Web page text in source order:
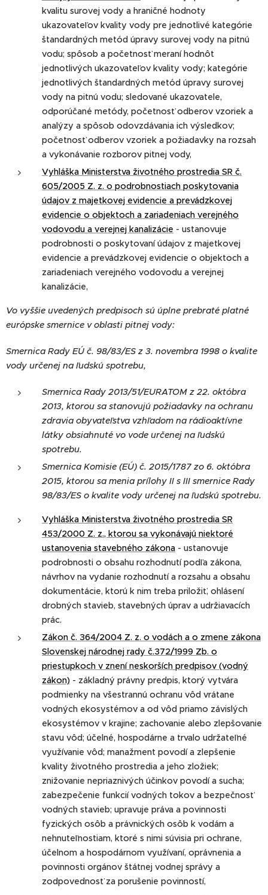
kvalitu surovej vody a hraničné hodnoty
ukazovateľov kvality vody pre jednotlivé kategórie
štandardných metód úpravy surovej vody na pitnú
vodu; spôsob a početnosť meraní hodnôt
jednotlivých ukazovateľov kvality vody; kategórie
jednotlivých štandardných metód úpravy surovej
vody na pitnú vodu; sledované ukazovatele,
odporúčané metódy, početnosť odberov vzoriek a
analýzy a spôsob odovzdávania ich výsledkov;
početnosť odberov vzoriek a požiadavky na rozsah
a vykonávanie rozborov pitnej vody,
Vyhláška Ministerstva životného prostredia SR č.
605/2005 Z. z. o podrobnostiach poskytovania
údajov z majetkovej evidencie a prevádzkovej
evidencie o objektoch a zariadeniach verejného
vodovodu a verejnej kanalizácie - ustanovuje
podrobnosti o poskytovaní údajov z majetkovej
evidencie a prevádzkovej evidencie o objektoch a
zariadeniach verejného vodovodu a verejnej
kanalizácie,
Vo vyššie uvedených predpisoch sú úplne prebraté platné
európske smernice v oblasti pitnej vody:
Smernica Rady EÚ č. 98/83/ES z 3. novembra 1998 o kvalite
vody určenej na ľudskú spotrebu,
Smernica Rady 2013/51/EURATOM z 22. októbra
2013, ktorou sa stanovujú požiadavky na ochranu
zdravia obyvateľstva vzhľadom na rádioaktívne
látky obsiahnuté vo vode určenej na ľudskú
spotrebu.
Smernica Komisie (EÚ) č. 2015/1787 zo 6. októbra
2015, ktorou sa menia prílohy II s III smernice Rady
98/83/ES o kvalite vody určenej na ľudskú spotrebu.
Vyhláška Ministerstva životného prostredia SR
453/2000 Z. z., ktorou sa vykonávajú niektoré
ustanovenia stavebného zákona - ustanovuje
podrobnosti o obsahu rozhodnutí podľa zákona,
návrhov na vydanie rozhodnutí a rozsahu a obsahu
dokumentácie, ktorú k nim treba priložiť, ohlásení
drobných stavieb, stavebných úprav a udržiavacích
prác.
Zákon č. 364/2004 Z. z. o vodách a o zmene zákona
Slovenskej národnej rady č.372/1999 Zb. o
priestupkoch v znení neskorších predpisov (vodný
zákon) - základný právny predpis, ktorý vytvára
podmienky na všestrannú ochranu vôd vrátane
vodných ekosystémov a od vôd priamo závislých
ekosystémov v krajine; zachovanie alebo zlepšovanie
stavu vôd; účelné, hospodárne a trvalo udržateľné
využívanie vôd; manažment povodí a zlepšenie
kvality životného prostredia a jeho zložiek;
znižovanie nepriaznivých účinkov povodí a sucha;
zabezpečenie funkcií vodných tokov a bezpečnosť
vodných stavieb; upravuje práva a povinnosti
fyzických osôb a právnických osôb k vodám a
nehnuteľnostiam, ktoré s nimi súvisia pri ochrane,
účelnom a hospodárnom využívaní, oprávnenia a
povinnosti orgánov štátnej vodnej správy a
zodpovednosť za porušenie povinností,